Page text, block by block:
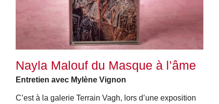
Nayla Malouf du Masque à l’âme
Entretien avec Mylène Vignon
C’est à la galerie Terrain Vagh, lors d’une exposition